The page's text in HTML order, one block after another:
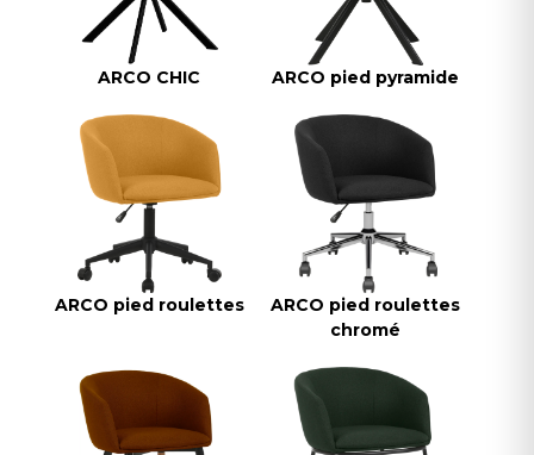
ARCO CHIC ARCO pied pyramide
ARCO pied roulettes
ARCO pied roulettes
chromé